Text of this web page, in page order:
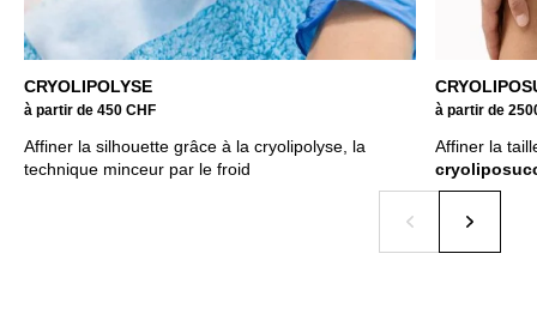
CRYOLIPOLYSE
à partir de 450 CHF
Affiner la silhouette grâce à la cryolipolyse, la
technique minceur par le froid
à partir de
Affiner la